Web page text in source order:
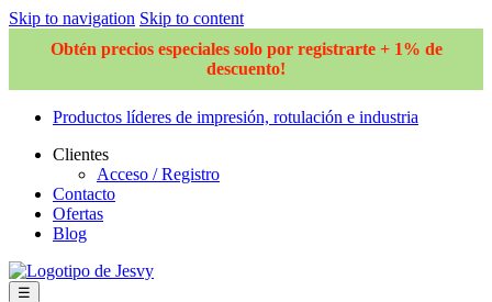
Skip to navigation Skip to content
Obtén precios especiales solo por registrarte + 1% de
descuento!
Productos líderes de impresión, rotulación e industria
Clientes
Acceso / Registro
Contacto
Ofertas
Blog
☰